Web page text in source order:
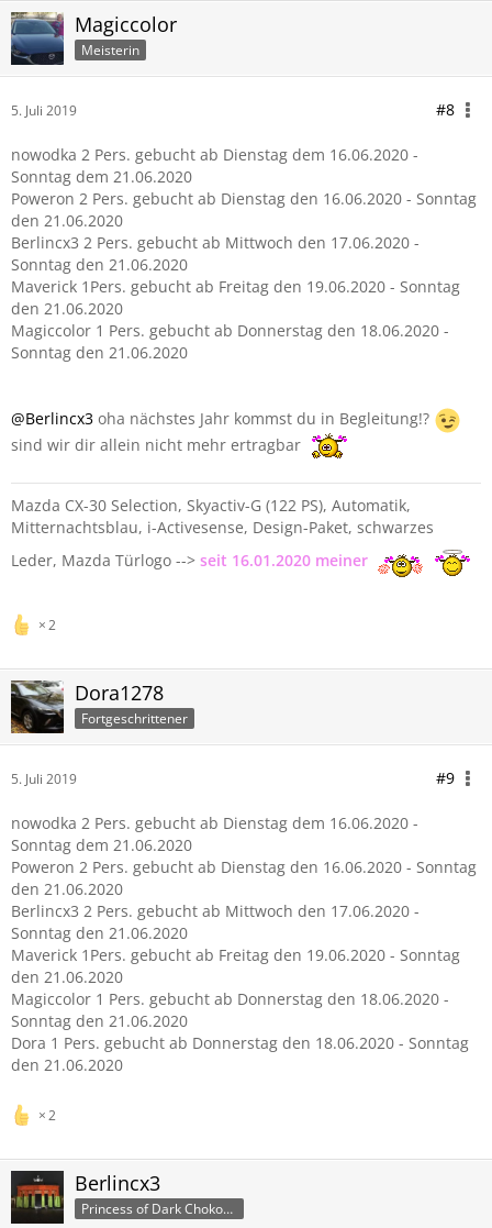
Magiccolor
Meisterin
5. Juli 2019 #8
nowodka 2 Pers. gebucht ab Dienstag dem 16.06.2020 -
Sonntag dem 21.06.2020
Poweron 2 Pers. gebucht ab Dienstag den 16.06.2020 - Sonntag
den 21.06.2020
Berlincx3 2 Pers. gebucht ab Mittwoch den 17.06.2020 -
Sonntag den 21.06.2020
Maverick 1Pers. gebucht ab Freitag den 19.06.2020 - Sonntag
den 21.06.2020
Magiccolor 1 Pers. gebucht ab Donnerstag den 18.06.2020 -
Sonntag den 21.06.2020
@Berlincx3 oha nächstes Jahr kommst du in Begleitung!?
sind wir dir allein nicht mehr ertragbar
Mazda CX-30 Selection, Skyactiv-G (122 PS), Automatik,
Mitternachtsblau, i-Activesense, Design-Paket, schwarzes
Leder, Mazda Türlogo --> seit 16.01.2020 meiner
2
Dora1278
Fortgeschrittener
5. Juli 2019 #9
nowodka 2 Pers. gebucht ab Dienstag dem 16.06.2020 -
Sonntag dem 21.06.2020
Poweron 2 Pers. gebucht ab Dienstag den 16.06.2020 - Sonntag
den 21.06.2020
Berlincx3 2 Pers. gebucht ab Mittwoch den 17.06.2020 -
Sonntag den 21.06.2020
Maverick 1Pers. gebucht ab Freitag den 19.06.2020 - Sonntag
den 21.06.2020
Magiccolor 1 Pers. gebucht ab Donnerstag den 18.06.2020 -
Sonntag den 21.06.2020
Dora 1 Pers. gebucht ab Donnerstag den 18.06.2020 - Sonntag
den 21.06.2020
2
Berlincx3
Princess of Dark ChokoCubes